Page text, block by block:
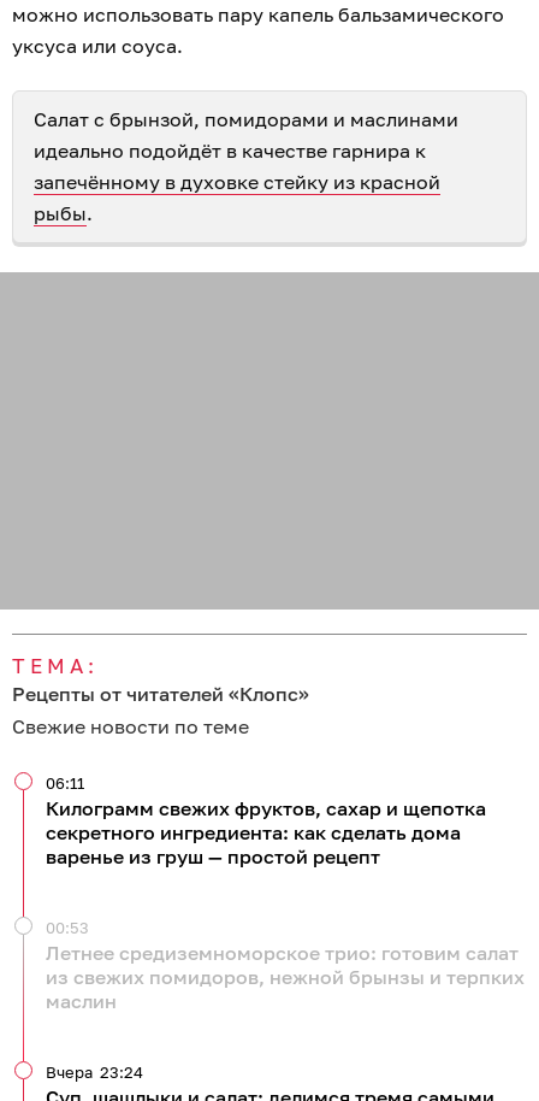
можно использовать пару капель бальзамического
уксуса или соуса.
Салат с брынзой, помидорами и маслинами
идеально подойдёт в качестве гарнира к
запечённому в духовке стейку из красной
рыбы.
ТЕМА:
Рецепты от читателей «Клопс»
Свежие новости по теме
Килограмм свежих фруктов, сахар и щепотка
секретного ингредиента: как сделать дома
варенье из груш — простой рецепт
06:11
Летнее средиземноморское трио: готовим салат
из свежих помидоров, нежной брынзы и терпких
маслин
00:53
Вчера 23:24